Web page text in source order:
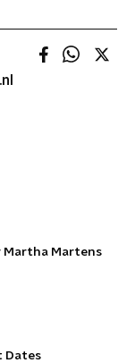
Martha Martens
Dates